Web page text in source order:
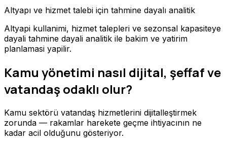
Altyapı ve hizmet talebi için tahmine dayalı analitik
Altyapi kullanimi, hizmet talepleri ve sezonsal kapasiteye
dayali tahmine dayali analitik ile bakim ve yatirim
planlamasi yapilir.
Kamu yönetimi nasıl dijital, şeffaf ve
vatandaş odaklı olur?
Kamu sektörü vatandaş hizmetlerini dijitalleştirmek
zorunda — rakamlar harekete geçme ihtiyacının ne
kadar acil olduğunu gösteriyor.